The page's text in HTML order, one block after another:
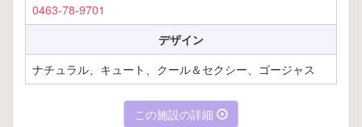
0463-78-9701
デザイン
ナチュラル、キュート、クール＆セクシー、ゴージャス
この施設の詳細